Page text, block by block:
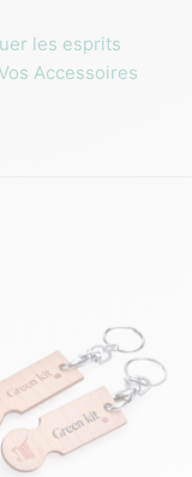
les esprits
Accessoires